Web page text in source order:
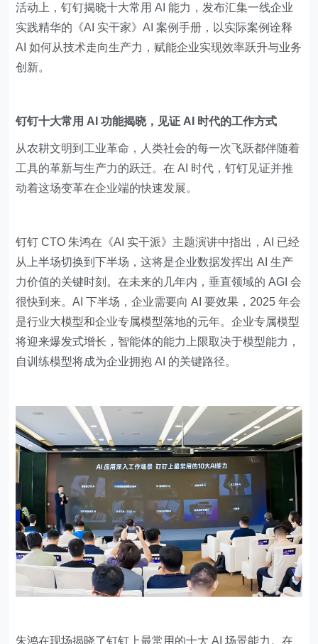
活动上，钉钉揭晓十大常用 AI 能力，发布汇集一线企业
实践精华的《AI 实干家》AI 案例手册，以实际案例诠释
AI 如何从技术走向生产力，赋能企业实现效率跃升与业务
创新。
钉钉十大常用 AI 功能揭晓，见证 AI 时代的工作方式
从农耕文明到工业革命，人类社会的每一次飞跃都伴随着
工具的革新与生产力的跃迁。在 AI 时代，钉钉见证并推
动着这场变革在企业端的快速发展。
钉钉 CTO 朱鸿在《AI 实干派》主题演讲中指出，AI 已经
从上半场切换到下半场，这将是企业数据发挥出 AI 生产
力价值的关键时刻。在未来的几年内，垂直领域的 AGI 会
很快到来。AI 下半场，企业需要向 AI 要效果，2025 年会
是行业大模型和企业专属模型落地的元年。企业专属模型
将迎来爆发式增长，智能体的能力上限取决于模型能力，
自训练模型将成为企业拥抱 AI 的关键路径。
朱鸿在现场揭晓了钉钉上最常用的十大 AI 场景能力。在